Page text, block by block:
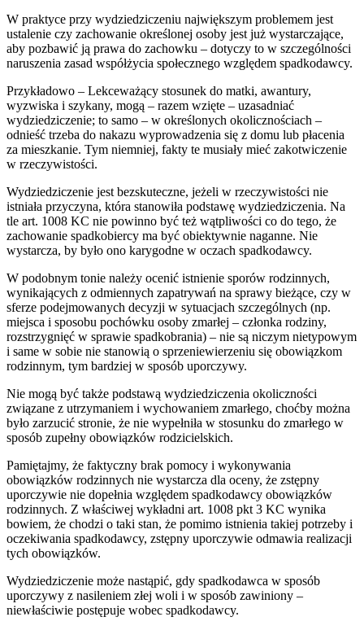
W praktyce przy wydziedziczeniu największym problemem jest
ustalenie czy zachowanie określonej osoby jest już wystarczające,
aby pozbawić ją prawa do zachowku – dotyczy to w szczególności
naruszenia zasad współżycia społecznego względem spadkodawcy.
Przykładowo – Lekceważący stosunek do matki, awantury,
wyzwiska i szykany, mogą – razem wzięte – uzasadniać
wydziedziczenie; to samo – w określonych okolicznościach –
odnieść trzeba do nakazu wyprowadzenia się z domu lub płacenia
za mieszkanie. Tym niemniej, fakty te musiały mieć zakotwiczenie
w rzeczywistości.
Wydziedziczenie jest bezskuteczne, jeżeli w rzeczywistości nie
istniała przyczyna, która stanowiła podstawę wydziedziczenia. Na
tle art. 1008 KC nie powinno być też wątpliwości co do tego, że
zachowanie spadkobiercy ma być obiektywnie naganne. Nie
wystarcza, by było ono karygodne w oczach spadkodawcy.
W podobnym tonie należy ocenić istnienie sporów rodzinnych,
wynikających z odmiennych zapatrywań na sprawy bieżące, czy w
sferze podejmowanych decyzji w sytuacjach szczególnych (np.
miejsca i sposobu pochówku osoby zmarłej – członka rodziny,
rozstrzygnięć w sprawie spadkobrania) – nie są niczym nietypowym
i same w sobie nie stanowią o sprzeniewierzeniu się obowiązkom
rodzinnym, tym bardziej w sposób uporczywy.
Nie mogą być także podstawą wydziedziczenia okoliczności
związane z utrzymaniem i wychowaniem zmarłego, choćby można
było zarzucić stronie, że nie wypełniła w stosunku do zmarłego w
sposób zupełny obowiązków rodzicielskich.
Pamiętajmy, że faktyczny brak pomocy i wykonywania
obowiązków rodzinnych nie wystarcza dla oceny, że zstępny
uporczywie nie dopełnia względem spadkodawcy obowiązków
rodzinnych. Z właściwej wykładni art. 1008 pkt 3 KC wynika
bowiem, że chodzi o taki stan, że pomimo istnienia takiej potrzeby i
oczekiwania spadkodawcy, zstępny uporczywie odmawia realizacji
tych obowiązków.
Wydziedziczenie może nastąpić, gdy spadkodawca w sposób
uporczywy z nasileniem złej woli i w sposób zawiniony –
niewłaściwie postępuje wobec spadkodawcy.